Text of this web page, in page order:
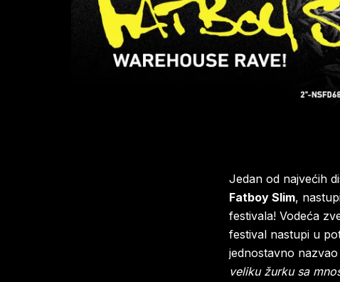
Jedan od najvećih
Fatboy Slim,
festivala! Vodeća
festival nastupi u
jednostavno
veliku žurku sa